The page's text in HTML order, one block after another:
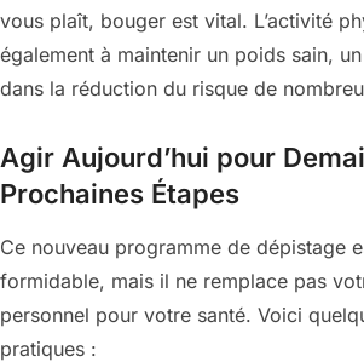
vous plaît, bouger est vital. L’activité
également à maintenir un poids sain,
dans la réduction du risque de
Agir Aujourd’hui pour
Prochaines Étapes
Ce nouveau programme de dépistage
formidable, mais il ne remplace pas
personnel pour votre santé. Voici
pratiques :